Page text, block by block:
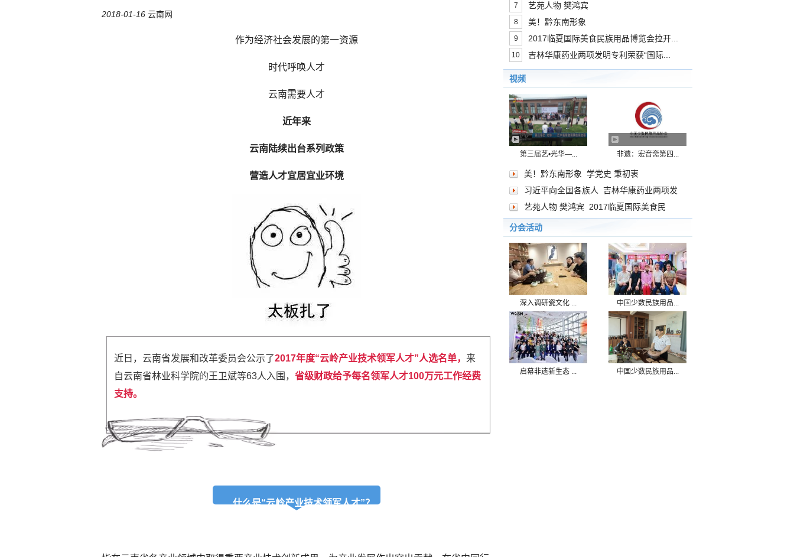
2018-01-16 云南网
作为经济社会发展的第一资源
时代呼唤人才
云南需要人才
近年来
云南陆续出台系列政策
营造人才宜居宜业环境
近日，云南省发展和改革委员会公示了2017年度“云岭产业技术领军人才”人选名单， 来
自云南省林业科学院的王卫斌等63人入围， 省级财政给予每名领军人才100万元工作经费
支持。
什么是“云岭产业技术领军人才”？
7 艺苑人物 樊鸿宾
8 美！黔东南形象
9 2017临夏国际美食民族用品博览会拉开...
10 吉林华康药业两项发明专利荣获“国际...
视频
第三届艺•光华—... 非遗：宏音斋第四...
美！黔东南形象
学党史 秉初衷
习近平向全国各族人
吉林华康药业两项发
艺苑人物 樊鸿宾 2017临夏国际美食民
分会活动
深入调研瓷文化 ... 中国少数民族用品...
启幕非遗新生态 ... 中国少数民族用品...